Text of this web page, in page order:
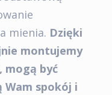
mienia. Dzięki
montujemy
mogą być
Wam spokój i